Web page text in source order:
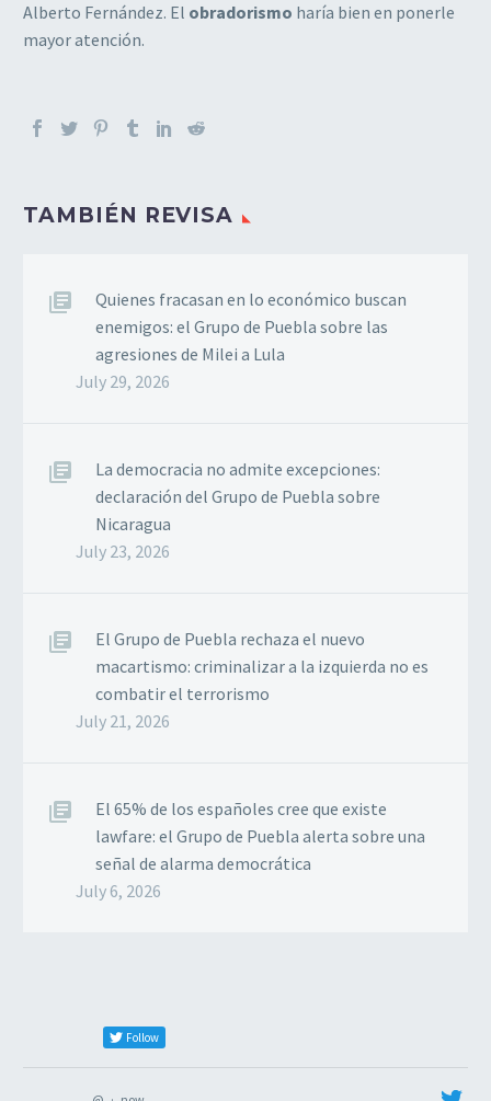
Alberto Fernández. El obradorismo haría bien en ponerle
mayor atención.
TAMBIÉN REVISA
Quienes fracasan en lo económico buscan
enemigos: el Grupo de Puebla sobre las
agresiones de Milei a Lula
July 29, 2026
La democracia no admite excepciones:
declaración del Grupo de Puebla sobre
Nicaragua
July 23, 2026
El Grupo de Puebla rechaza el nuevo
macartismo: criminalizar a la izquierda no es
combatir el terrorismo
July 21, 2026
El 65% de los españoles cree que existe
lawfare: el Grupo de Puebla alerta sobre una
señal de alarma democrática
July 6, 2026
Follow